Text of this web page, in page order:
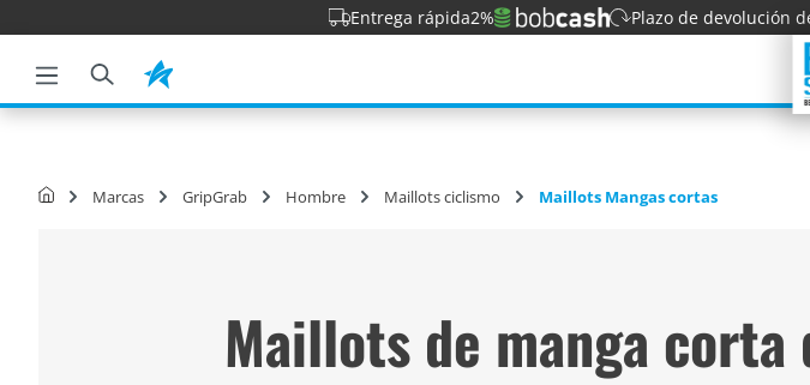
Saltar a la navegación principal
Entrega rápida2% Plazo de devolución
Marcas GripGrab Hombre Maillots ciclismo Maillots Mangas cortas
Maillots de manga corta